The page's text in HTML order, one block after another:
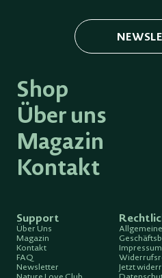
Shop
Über uns
Magazin
Kontakt
Support
Über Uns
Magazin
Kontakt
FAQ
Newsletter
Allgemeine
Impressum
Jetzt